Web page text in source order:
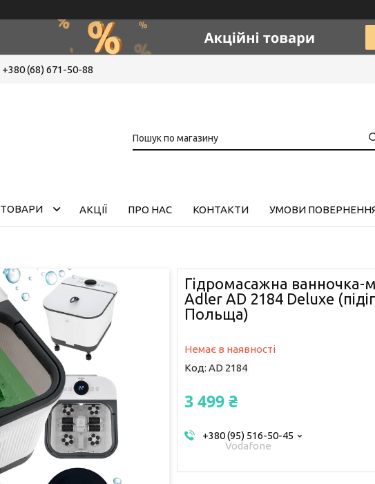
+380 (68) 671-50-88
ТОВАРИ АКЦІЇ ПРО НАС КОНТАКТИ УМОВИ
Гідромасажна ванночка-
Adler AD 2184 Deluxe
Польща)
Немає в наявності
Код: AD 2184
3 499 ₴
+380 (95) 516-50-45
Vodafone